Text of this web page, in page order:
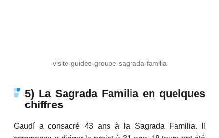
visite-guidee-groupe-sagrada-familia
5) La Sagrada Familia en quelques
chiffres
Gaudí a consacré 43 ans à la Sagrada Familia. Il